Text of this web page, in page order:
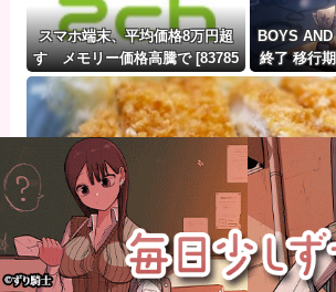
スマホ端末、平均価格8万円超
す メモリー価格高騰で [83785
7943]
BOYS
終了 移行
「でらっく
学食ワイ「この定食のキャベツ、骨ばっかじ
キャベツの骨？ｗｗｗｗｗ」